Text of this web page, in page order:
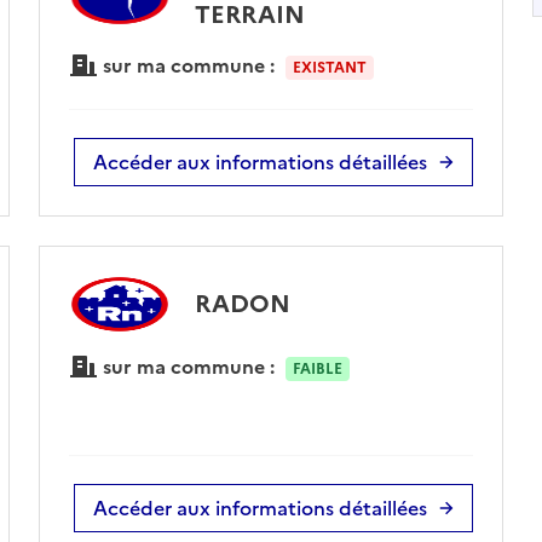
TERRAIN
sur ma commune : EXISTANT
Accéder aux informations détaillées
RADON
sur ma commune : FAIBLE
Accéder aux informations détaillées